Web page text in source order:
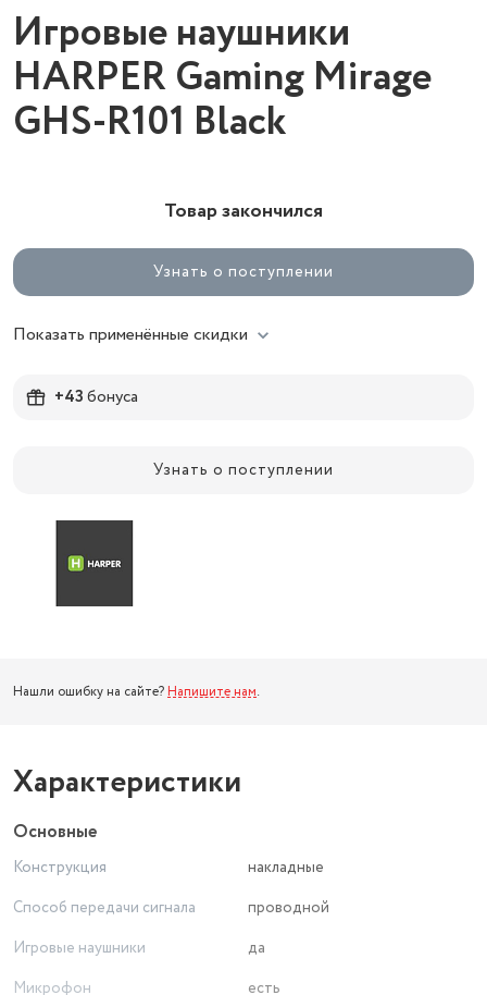
Игровые наушники
HARPER Gaming Mirage
GHS-R101 Black
Товар закончился
Узнать о поступлении
Показать применённые скидки
+43бонуса
Узнать о поступлении
Нашли ошибку на сайте? Напишите нам.
Характеристики
Основные
Конструкция
накладные
Способ передачи сигнала
проводной
Игровые наушники
да
Микрофон
есть